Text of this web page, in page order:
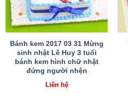
Bánh kem 2017 03 31 Mừng
sinh nhật Lê Huy 3 tuổi
bánh kem hình chữ nhật
đứng người nhện
Liên hệ